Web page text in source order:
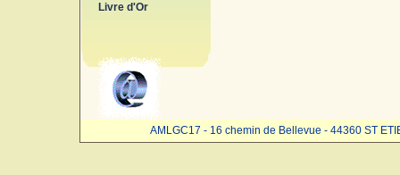
Livre d'Or
AMLGC17 - 16 chemin de Bellevue - 44360 ST